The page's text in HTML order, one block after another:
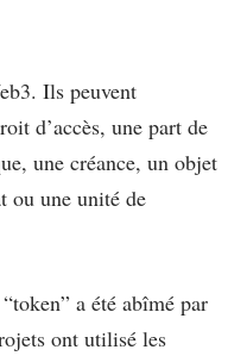
Ils peuvent
d’accès, une part de
une créance, un objet
ou une unité de
a été abîmé par
ont utilisé les